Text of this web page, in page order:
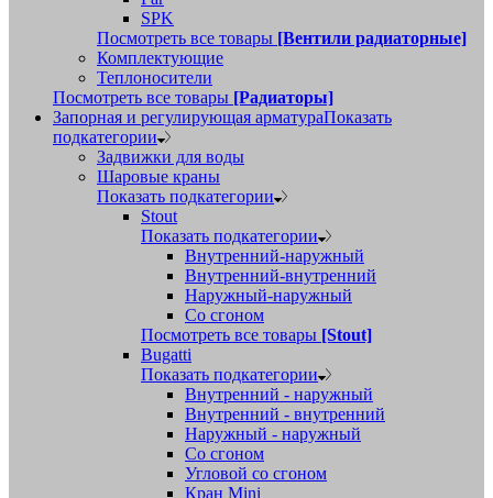
SPK
Посмотреть все товары [Вентили радиаторные]
Комплектующие
Теплоносители
Посмотреть все товары [Радиаторы]
Запорная и регулирующая арматураПоказать
подкатегории
Задвижки для воды
Шаровые краны
Показать подкатегории
Stout
Показать подкатегории
Внутренний-наружный
Внутренний-внутренний
Наружный-наружный
Со сгоном
Посмотреть все товары [Stout]
Bugatti
Показать подкатегории
Внутренний - наружный
Внутренний - внутренний
Наружный - наружный
Со сгоном
Угловой со сгоном
Кран Mini